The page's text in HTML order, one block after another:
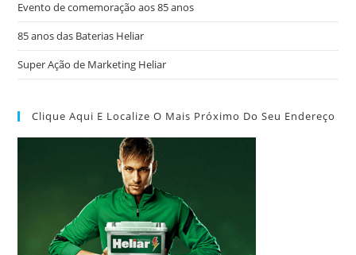
Evento de comemoração aos 85 anos
85 anos das Baterias Heliar
Super Ação de Marketing Heliar
Clique Aqui E Localize O Mais Próximo Do Seu Endereço